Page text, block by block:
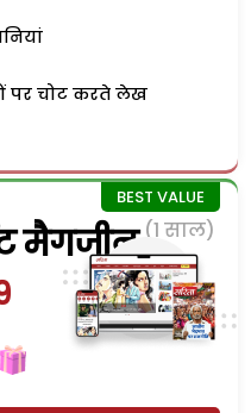
पर चोट करते लेख
मैगजीन (1 साल)